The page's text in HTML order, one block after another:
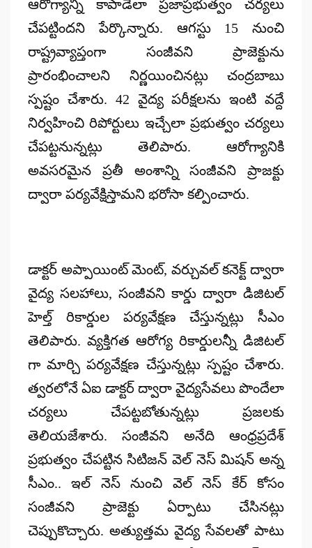
ఆరోగ్యాన్ని కాపాడేలా ప్రజాప్రభుత్వం చర్యలు
చేపట్టిందని పేర్కొన్నారు. ఆగస్టు 15 నుంచి
రాష్ట్రవ్యాప్తంగా సంజీవని ప్రాజెక్టును
ప్రారంభించాలని నిర్ణయించినట్లు చంద్రబాబు
స్పష్టం చేశారు. 42 వైద్య పరీక్షలను ఇంటి వద్దే
నిర్వహించి రిపోర్టులు ఇచ్చేలా ప్రభుత్వం చర్యలు
చేపట్టనున్నట్లు తెలిపారు. ఆరోగ్యానికి
అవసరమైన ప్రతీ అంశాన్ని సంజీవని ప్రాజక్టు
ద్వారా పర్యవేక్షిస్తామని భరోసా కల్పించారు.
డాక్టర్ అప్పాయింట్ మెంట్, వర్చువల్ కనెక్ట్ ద్వారా
వైద్య సలహాలు, సంజీవని కార్డు ద్వారా డిజిటల్
హెల్త్ రికార్డుల పర్యవేక్షణ చేస్తున్నట్లు సీఎం
తెలిపారు. వ్యక్తిగత ఆరోగ్య రికార్డులన్నీ డిజిటల్
గా మార్చి పర్యవేక్షణ చేస్తున్నట్లు స్పష్టం చేశారు.
త్వరలోనే ఏఐ డాక్టర్ ద్వారా వైద్యసేవలు పొందేలా
చర్యలు చేపట్టబోతున్నట్లు ప్రజలకు
తెలియజేశారు. సంజీవని అనేది ఆంధ్రప్రదేశ్
ప్రభుత్వం చేపట్టిన సిటిజన్ వెల్ నెస్ మిషన్ అన్న
సీఎం.. ఇల్ నెస్ నుంచి వెల్ నెస్ కేర్ కోసం
సంజీవని ప్రాజెక్టు ఏర్పాటు చేసినట్లు
చెప్పుకొచ్చారు. అత్యుత్తమ వైద్య సేవలతో పాటు